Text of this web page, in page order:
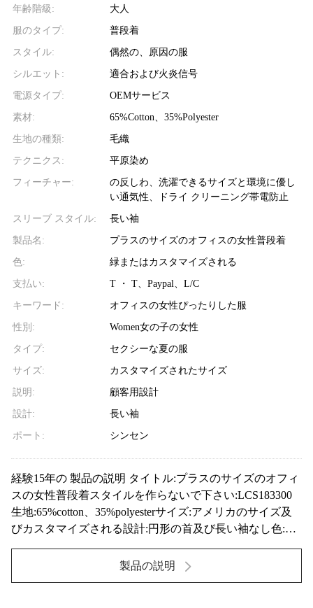
年齢階級: 大人
服のタイプ: 普段着
スタイル: 偶然の、原因の服
シルエット: 適合および火炎信号
電源タイプ: OEMサービス
素材: 65%Cotton、35%Polyester
生地の種類: 毛織
テクニクス: 平原染め
フィーチャー:
の反しわ、洗濯できるサイズと環境に優し
い通気性、ドライ クリーニング帯電防止
スリーブ スタイル: 長い袖
製品名: プラスのサイズのオフィスの女性普段着
色: 緑またはカスタマイズされる
支払い: T ・ T、Paypal、L/C
キーワード: オフィスの女性ぴったりした服
性別: Women女の子の女性
タイプ: セクシーな夏の服
サイズ: カスタマイズされたサイズ
説明: 顧客用設計
設計: 長い袖
ポート: シンセン
経験15年の 製品の説明 タイトル:プラスのサイズのオフィ
スの女性普段着スタイルを作らないで下さい:LCS183300
生地:65%cotton、35%polyesterサイズ:アメリカのサイズ及
びカスタマイズされる設計:円形の首及び長い袖なし色:緑
り多くの細部:受け入れられたカスタマイズされた
製品の説明